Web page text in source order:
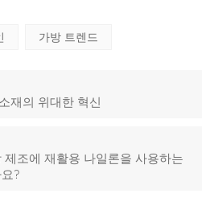
가방 트렌드
재의 위대한 혁신
제조에 재활용 나일론을 사용하는
?